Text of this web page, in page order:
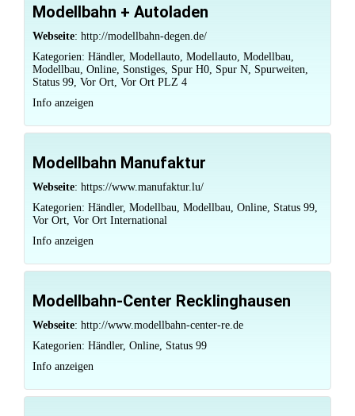
Modellbahn + Autoladen
Webseite: http://modellbahn-degen.de/
Kategorien: Händler, Modellauto, Modellauto, Modellbau,
Modellbau, Online, Sonstiges, Spur H0, Spur N, Spurweiten,
Status 99, Vor Ort, Vor Ort PLZ 4
Info anzeigen
Modellbahn Manufaktur
Webseite: https://www.manufaktur.lu/
Kategorien: Händler, Modellbau, Modellbau, Online, Status 99,
Vor Ort, Vor Ort International
Info anzeigen
Modellbahn-Center Recklinghausen
Webseite: http://www.modellbahn-center-re.de
Kategorien: Händler, Online, Status 99
Info anzeigen